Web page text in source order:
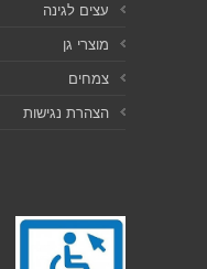
עצים לגינה
מוצרי גן
צמחים
הצהרת נגישות